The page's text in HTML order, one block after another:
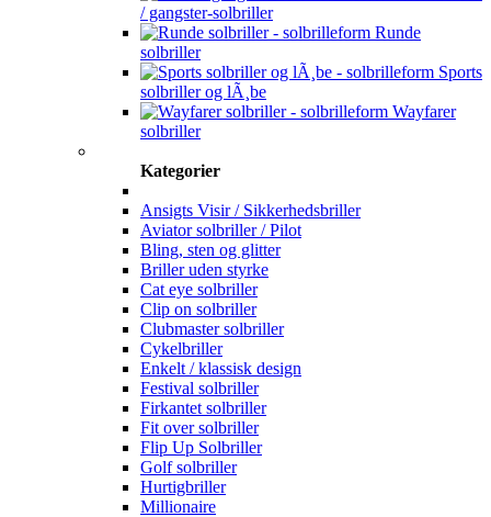
/ gangster-solbriller
Runde
solbriller
Sports
solbriller og lÃ¸be
Wayfarer
solbriller
Kategorier
Ansigts Visir / Sikkerhedsbriller
Aviator solbriller / Pilot
Bling, sten og glitter
Briller uden styrke
Cat eye solbriller
Clip on solbriller
Clubmaster solbriller
Cykelbriller
Enkelt / klassisk design
Festival solbriller
Firkantet solbriller
Fit over solbriller
Flip Up Solbriller
Golf solbriller
Hurtigbriller
Millionaire